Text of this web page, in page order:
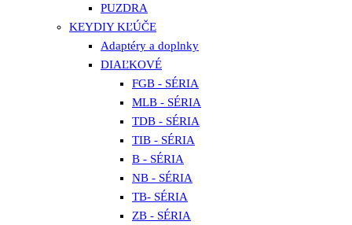
PUZDRA
KEYDIY KĽÚČE
Adaptéry a doplnky
DIAĽKOVÉ
FGB - SÉRIA
MLB - SÉRIA
TDB - SÉRIA
TIB - SÉRIA
B - SÉRIA
NB - SÉRIA
TB- SÉRIA
ZB - SÉRIA